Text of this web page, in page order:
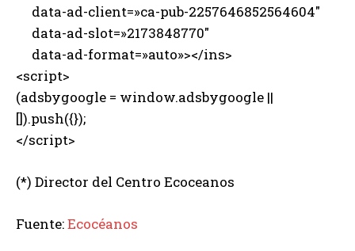
data-ad-client=»ca-pub-2257646852564604″
data-ad-slot=»2173848770″
data-ad-format=»auto»></ins>
<script>
(adsbygoogle = window.adsbygoogle ||
[]).push({});
</script>
(*) Director del Centro Ecoceanos
Fuente:Ecocéanos